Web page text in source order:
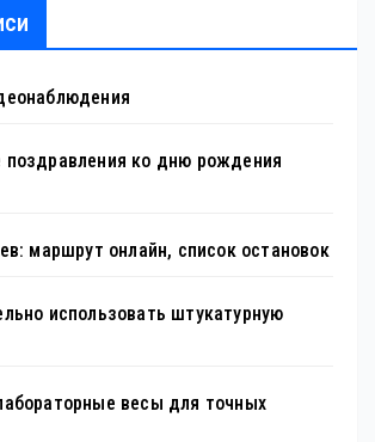
поздравления ко дню рождения
маршрут онлайн, список остановок
использовать штукатурную
весы для точных